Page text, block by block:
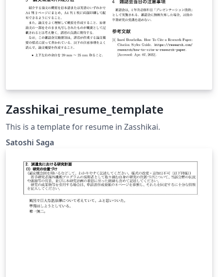
Zasshikai_resume_template
This is a template for resume in Zasshikai.
Satoshi Saga